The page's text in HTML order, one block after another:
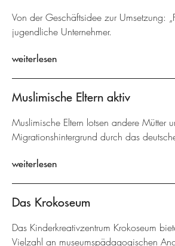
Von der Geschäftsidee zur Umsetzung:
jugendliche Unternehmer.
weiterlesen
Muslimische Eltern aktiv
Muslimische Eltern lotsen andere Mütter
Migrationshintergrund durch das
weiterlesen
Das Krokoseum
Das Kinderkreativzentrum Krokoseum
Vielzahl an museumspädagogischen